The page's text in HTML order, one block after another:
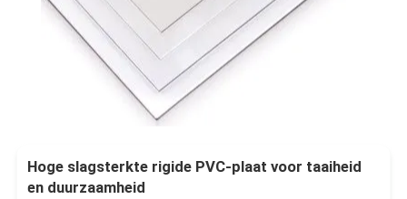
Hoge slagsterkte rigide PVC-plaat voor taaiheid
en duurzaamheid